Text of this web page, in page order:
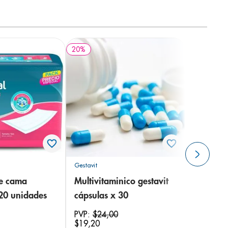
cama
unidades
20%
Gestavit
Multivitaminico gestavit
cápsulas x 30
PVP:$24,00
$19,20